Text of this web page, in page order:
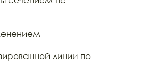
линии по